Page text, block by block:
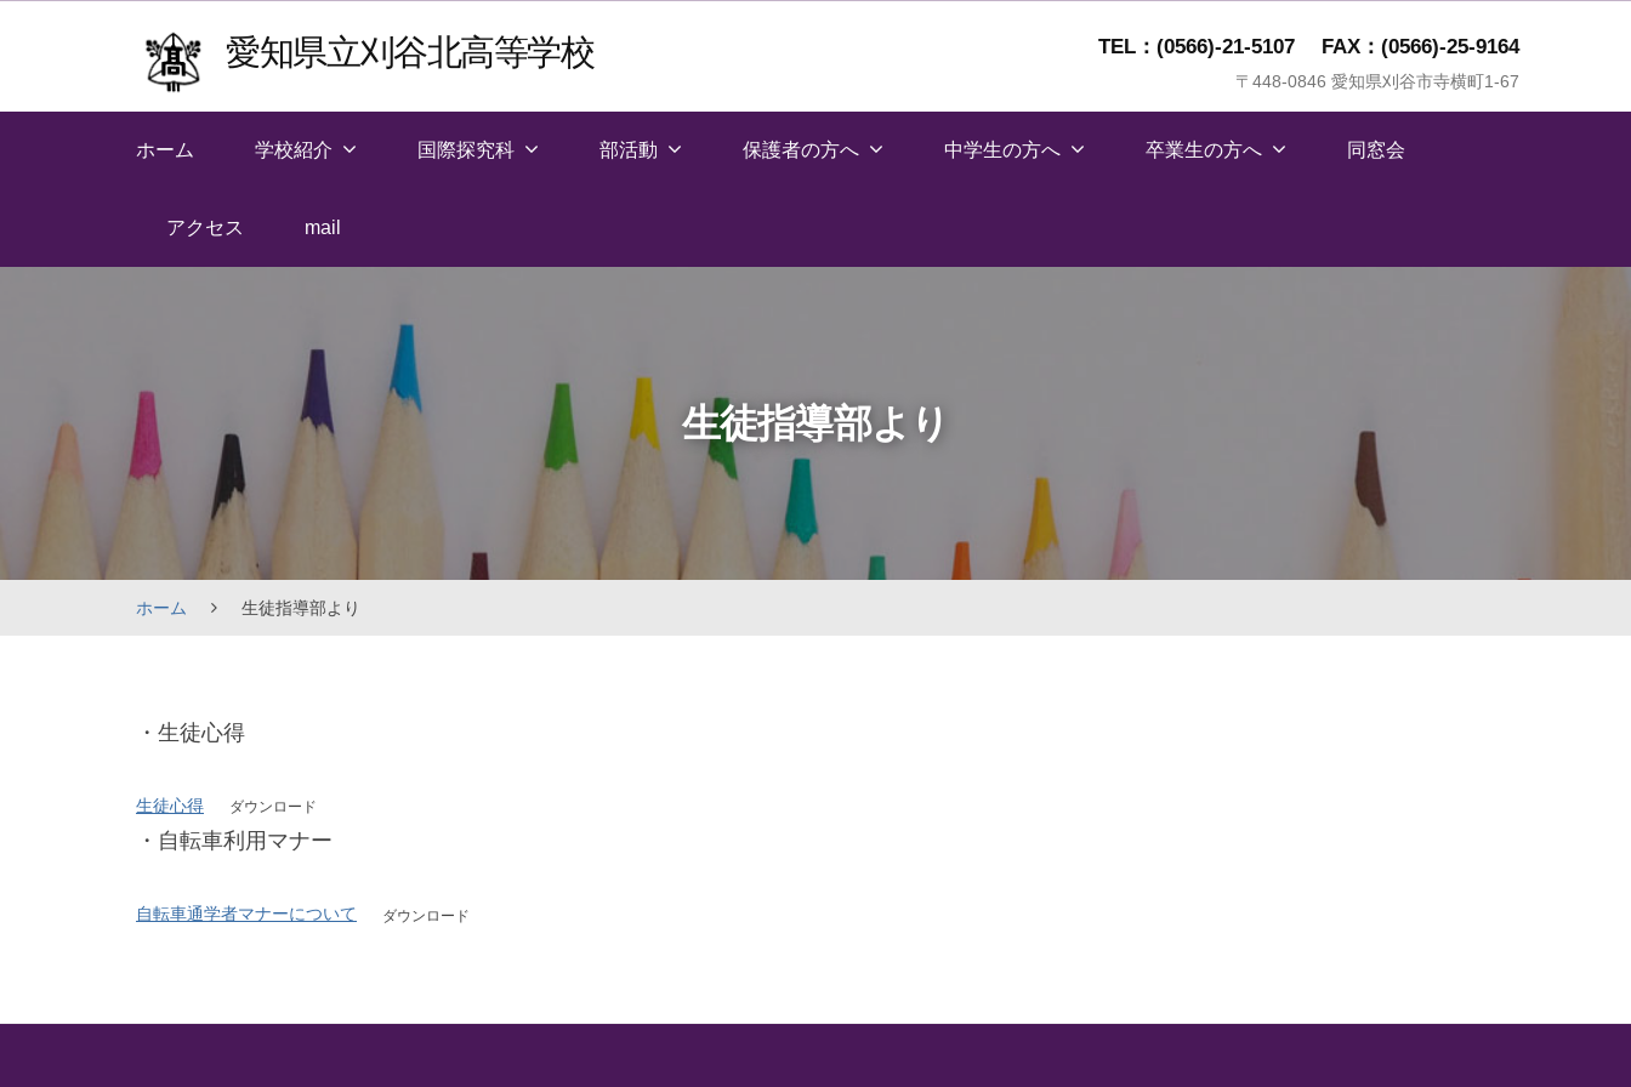
愛知県立刈谷北高等学校 TEL：(0566)-21-5107 FAX：(0566)-25-9164
〒448-0846 愛知県刈谷市寺横町1-67
ホーム 学校紹介 国際探究科 部活動 保護者の方へ 中学生の方へ 卒業生の方へ 同窓会
アクセス mail
生徒指導部より
ホーム 生徒指導部より
生
指
導
よ
年
・生徒心得
生徒心得 ダウンロード
・自転車利用マナー
自転車通学者マナーについて ダウンロード